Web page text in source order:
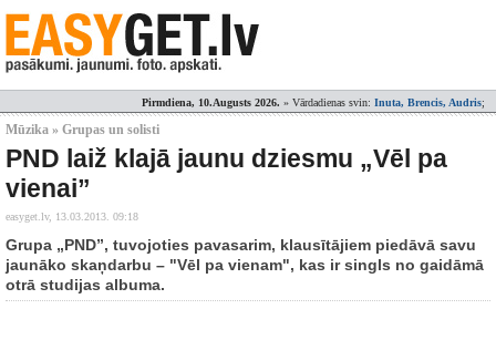
Pirmdiena, 10.Augusts 2026. » Vārdadienas svin: Inuta, Brencis, Audris;
Mūzika » Grupas un solisti
PND laiž klajā jaunu dziesmu „Vēl pa
vienai”
easyget.lv, 13.03.2013. 09:18
Grupa „PND”, tuvojoties pavasarim, klausītājiem piedāvā savu
jaunāko skaņdarbu – "Vēl pa vienam", kas ir singls no gaidāmā
otrā studijas albuma.